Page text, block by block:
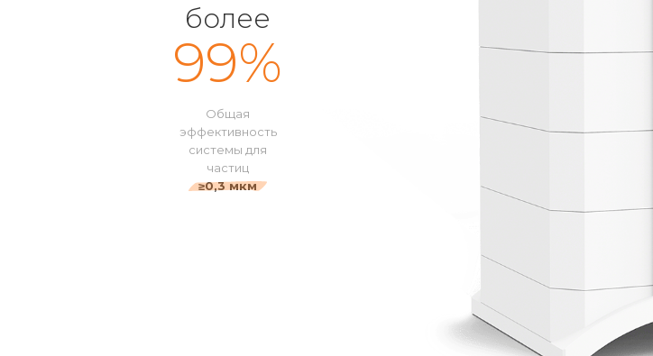
более
99%
Общая
эффективность
системы для
частиц
≥0,3 мкм